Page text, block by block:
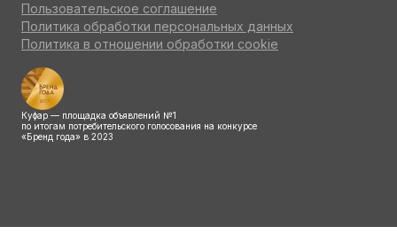
Пользовательское соглашение
Политика обработки персональных данных
Политика в отношении обработки cookie
Куфар — площадка объявлений №1
по итогам потребительского голосования на конкурсе
«Бренд года» в 2023